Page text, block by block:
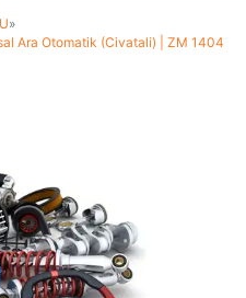
»
Ara Otomatik (Civatali) | ZM 1404